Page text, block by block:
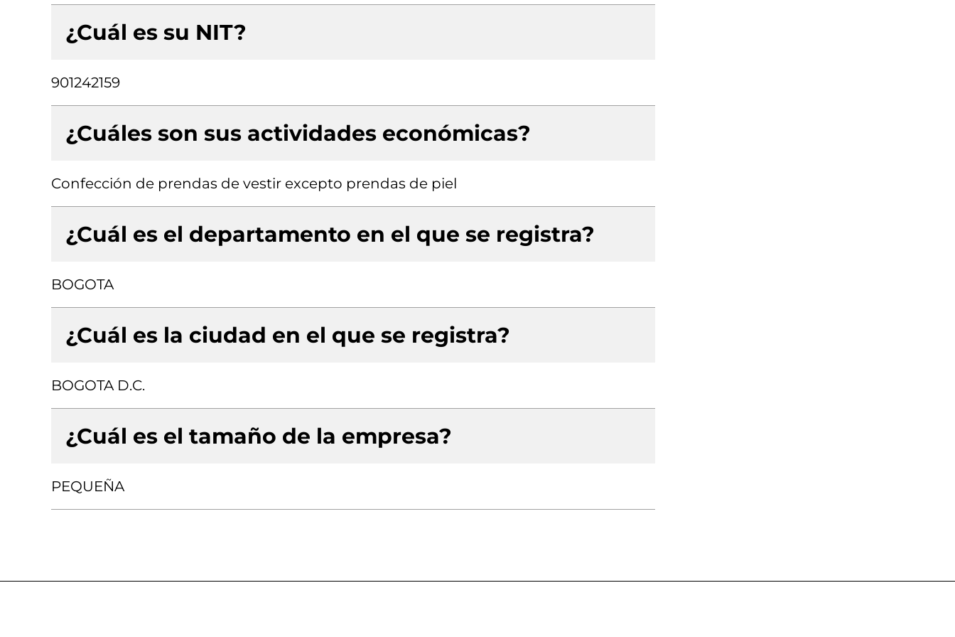
¿Cuál es su NIT?
901242159
¿Cuáles son sus actividades económicas?
Confección de prendas de vestir excepto prendas de piel
¿Cuál es el departamento en el que se registra?
BOGOTA
¿Cuál es la ciudad en el que se registra?
BOGOTA D.C.
¿Cuál es el tamaño de la empresa?
PEQUEÑA